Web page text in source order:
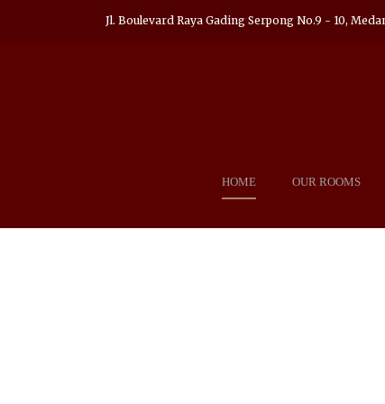
Jl. Boulevard Raya Gading Serpong No.9 - 10,
HOME OUR ROOMS